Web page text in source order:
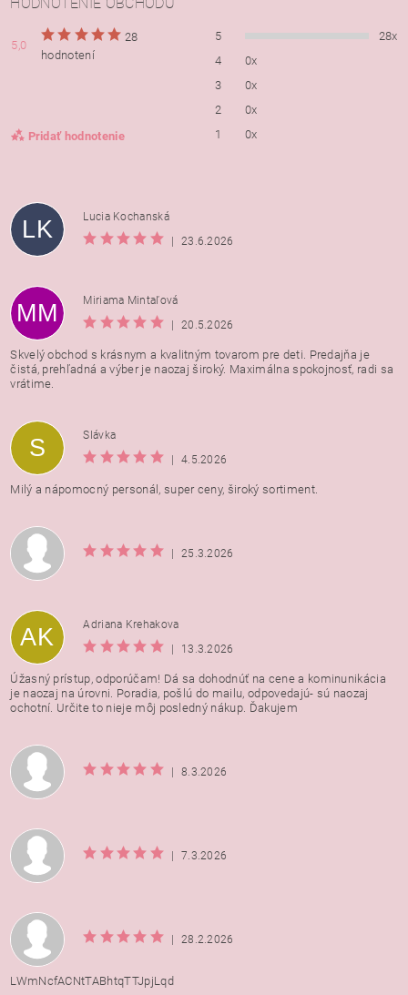
5,0
28
hodnotení
Pridať hodnotenie
5
28x
4
0x
3
0x
2
0x
1
0x
Vložením hodnotenie súhlasíte s
osobných údajov
LK
Lucia Kochanská
|
23.6.2026
MM
Miriama Mintaľová
|
20.5.2026
Skvelý obchod s krásnym a kvalitným tovarom pre deti. Predajňa je
čistá, prehľadná a výber je naozaj široký. Maximálna spokojnosť, radi sa
vrátime.
S
Slávka
|
4.5.2026
Milý a nápomocný personál, super ceny, široký sortiment.
| 25.3.2026
AK
Adriana Krehakova
|
13.3.2026
Úžasný prístup, odporúčam! Dá sa dohodnúť na cene a kominunikácia
je naozaj na úrovni. Poradia, pošlú do mailu, odpovedajú- sú naozaj
ochotní. Určite to nieje môj posledný nákup. Ďakujem
| 8.3.2026
| 7.3.2026
| 28.2.2026
LWmNcfACNtTABhtqTTJpjLqd